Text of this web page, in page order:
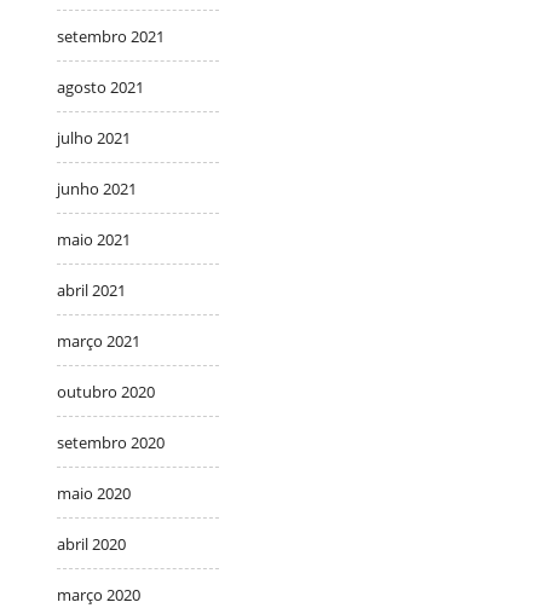
setembro 2021
agosto 2021
julho 2021
junho 2021
maio 2021
abril 2021
março 2021
outubro 2020
setembro 2020
maio 2020
abril 2020
março 2020